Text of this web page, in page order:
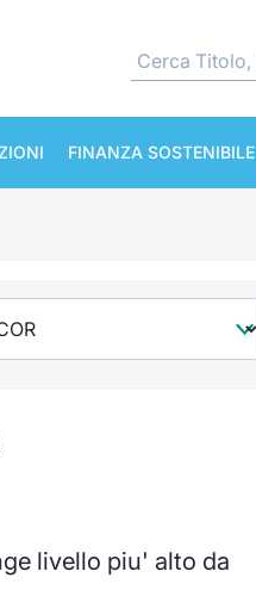
FINANZA SOSTENIBILE
livello piu' alto da